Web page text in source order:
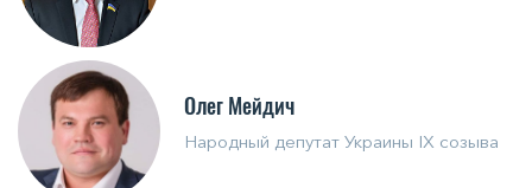
Олег Мейдич
Народный депутат Украины IX созыва